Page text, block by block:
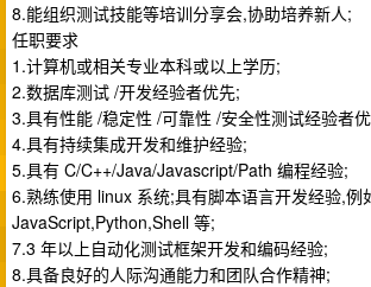
8.能组织测试技能等培训分享会,协助培养新人;
任职要求
1.计算机或相关专业本科或以上学历;
2.数据库测试 /开发经验者优先;
3.具有性能 /稳定性 /可靠性 /安全性测试经验者
4.具有持续集成开发和维护经验;
5.具有 C/C++/Java/Javascript/Path 编程经验;
6.熟练使用 linux 系统;具有脚本语言开发经验,例
JavaScript,Python,Shell 等;
7.3 年以上自动化测试框架开发和编码经验;
8.具备良好的人际沟通能力和团队合作精神;